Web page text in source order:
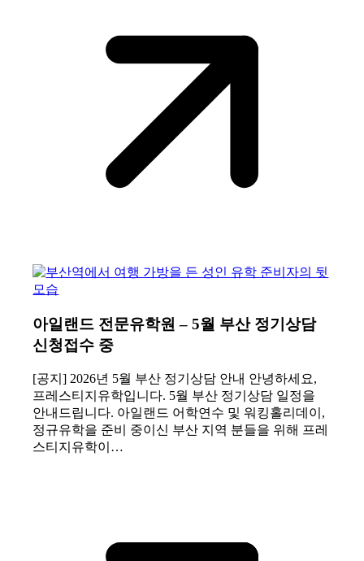
아일랜드 전문유학원 – 5월 부산 정기상담
신청접수 중
[공지] 2026년 5월 부산 정기상담 안내 안녕하세요,
프레스티지유학입니다. 5월 부산 정기상담 일정을
안내드립니다. 아일랜드 어학연수 및 워킹홀리데이,
정규유학을 준비 중이신 부산 지역 분들을 위해 프레
스티지유학이…